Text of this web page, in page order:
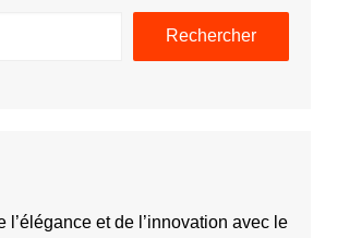
Rechercher
l’élégance et de l’innovation avec le